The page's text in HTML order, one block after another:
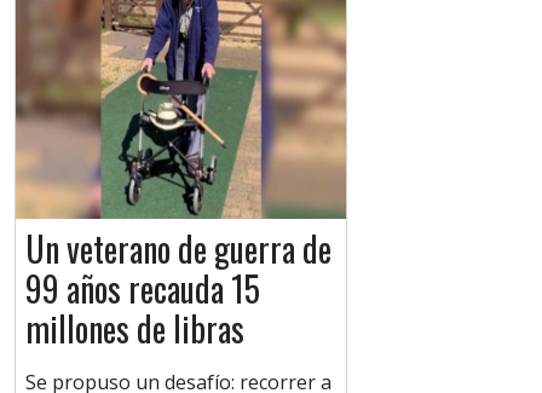
Un veterano de guerra de
99 años recauda 15
millones de libras
Se propuso un desafío: recorrer a